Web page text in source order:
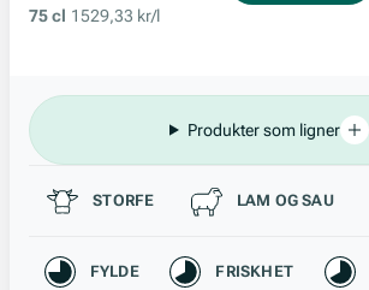
75 cl 1529,33 kr/l
Produkter som ligner
Passer til
STORFE LAM OG SAU
Karakteristikk
FYLDE FRISKHET